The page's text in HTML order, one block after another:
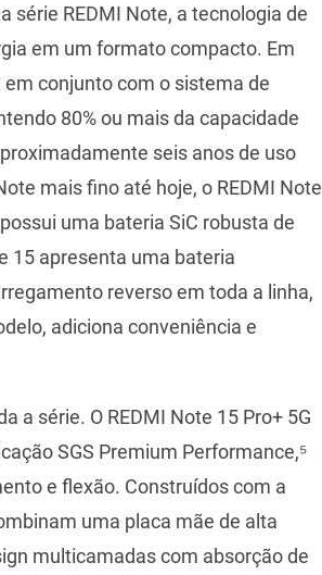
série REDMI Note, a tecnologia de
em um formato compacto. Em
conjunto com o sistema de
80% ou mais da capacidade
seis anos de uso
mais fino até hoje, o REDMI Note
uma bateria SiC robusta de
15 apresenta uma bateria
reverso em toda a linha,
adiciona conveniência e
a série. O REDMI Note 15 Pro+ 5G
SGS Premium Performance,⁵
e flexão. Construídos com a
uma placa mãe de alta
multicamadas com absorção de